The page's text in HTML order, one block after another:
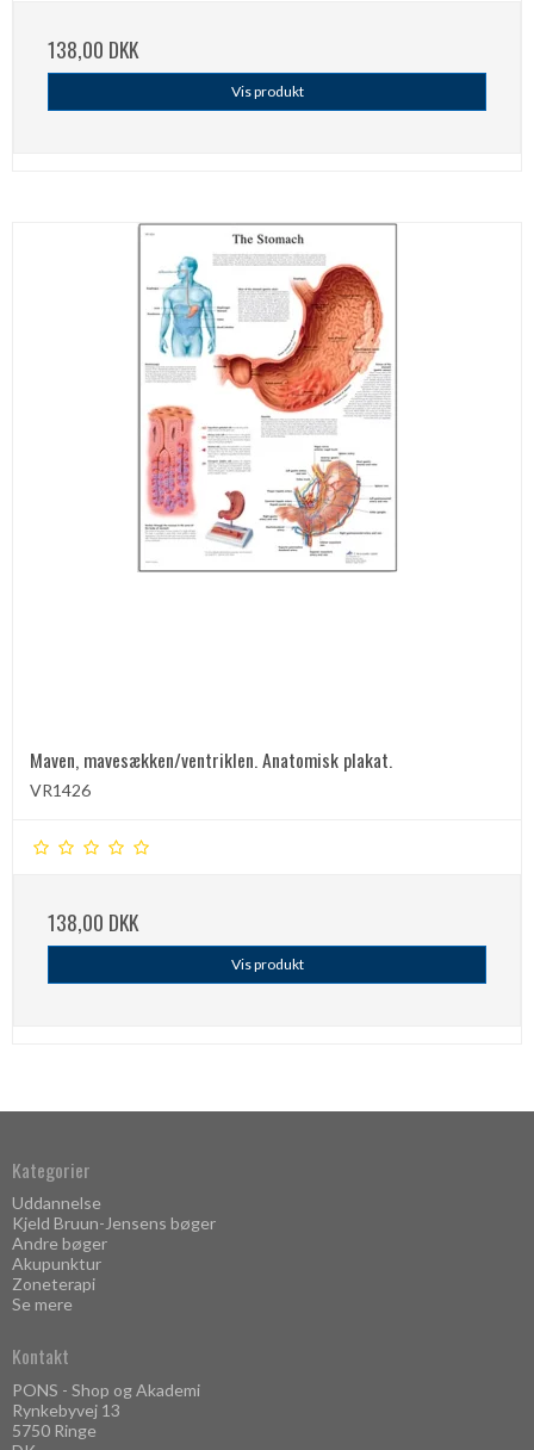
138,00 DKK
Vis produkt
Maven, mavesækken/ventriklen. Anatomisk plakat.
VR1426
138,00 DKK
Vis produkt
Kategorier
Uddannelse
Kjeld Bruun-Jensens bøger
Andre bøger
Akupunktur
Zoneterapi
Se mere
Kontakt
PONS - Shop og Akademi
Rynkebyvej 13
5750 Ringe